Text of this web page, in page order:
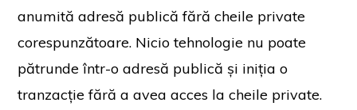
anumită adresă publică fără cheile private
corespunzătoare. Nicio tehnologie nu poate
pătrunde într-o adresă publică și iniția o
tranzacție fără a avea acces la cheile private.